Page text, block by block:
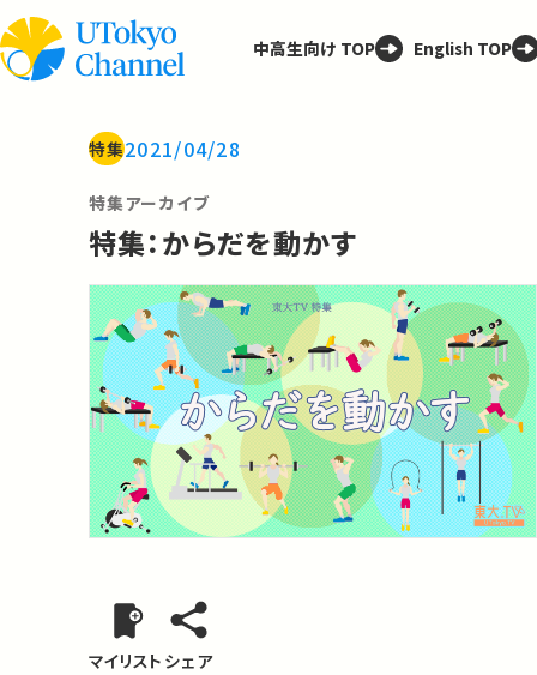
中高生向け TOP English TOP
特集2021/04/28
特集アーカイブ
特集：からだを動かす
マイリスト シェア